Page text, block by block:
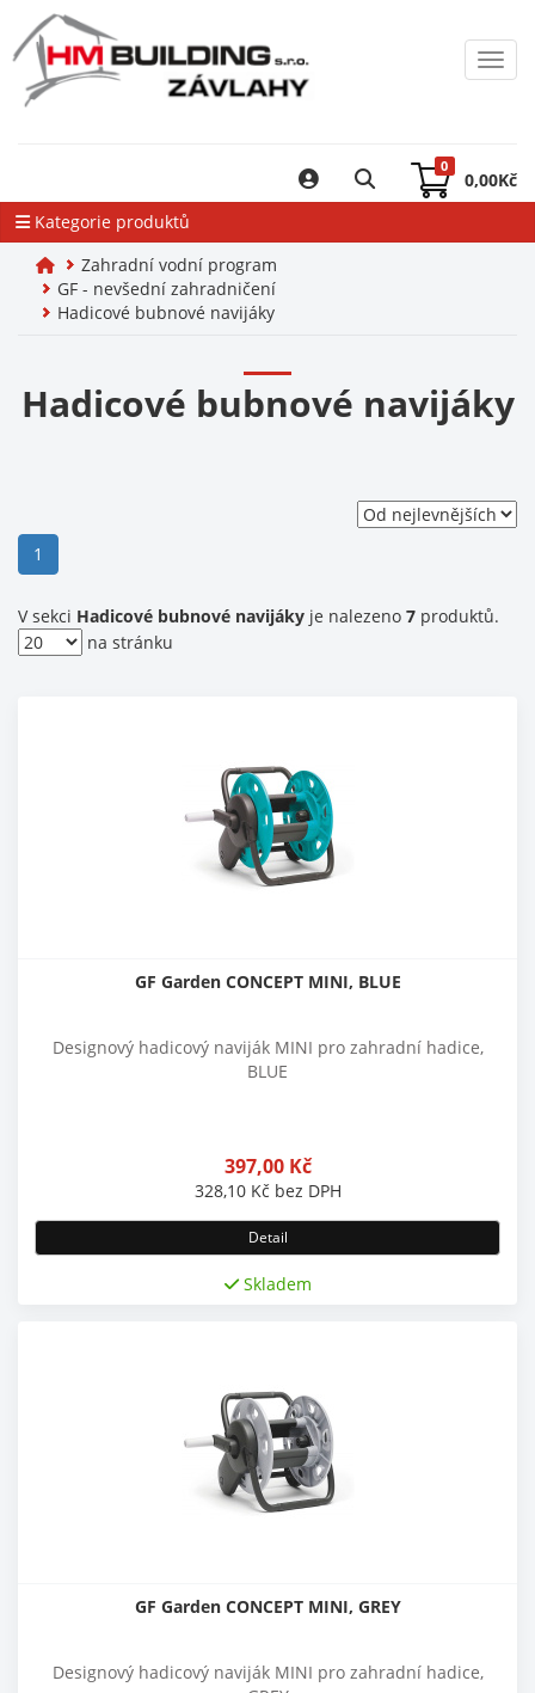
0
0,00Kč
Kategorie produktů
Zahradní vodní program
GF - nevšední zahradničení
Hadicové bubnové navijáky
Hadicové bubnové navijáky
1
V sekci Hadicové bubnové navijáky je nalezeno 7 produktů.
na stránku
GF Garden CONCEPT MINI, BLUE
Designový hadicový naviják MINI pro zahradní hadice,
BLUE
397,00 Kč
328,10 Kč bez DPH
Detail
Skladem
GF Garden CONCEPT MINI, GREY
Designový hadicový naviják MINI pro zahradní hadice,